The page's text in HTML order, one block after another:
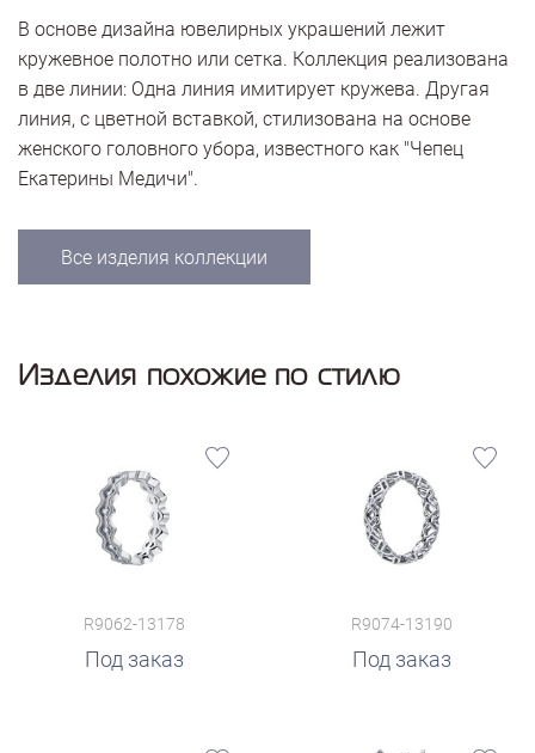
В основе дизайна ювелирных украшений лежит
кружевное полотно или сетка. Коллекция реализована
в две линии: Одна линия имитирует кружева. Другая
линия, с цветной вставкой, стилизована на основе
женского головного убора, известного как "Чепец
Екатерины Медичи".
Все изделия коллекции
Изделия похожие по стилю
R9062-13178
Под заказ
R9074-13190
Под заказ